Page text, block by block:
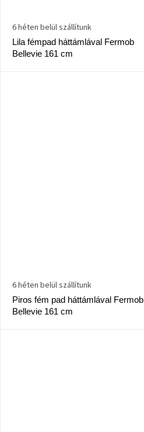
Lila fémpad háttámlával Fermob
Bellevie 161 cm
6 héten belül szállítunk
Piros fém pad háttámlával Fermob
Bellevie 161 cm
6 héten belül szállítunk